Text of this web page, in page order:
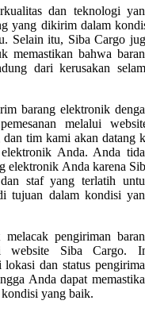
dan teknologi
yang dikirim dalam
Selain itu, Siba Cargo
memastikan bahwa
dari kerusakan
barang elektronik
melalui
tim kami akan datang
Anda. Anda
elektronik Anda karena
staf yang terlatih
tujuan dalam kondisi
pengiriman
website Siba Cargo.
dan status
Anda dapat
yang baik.